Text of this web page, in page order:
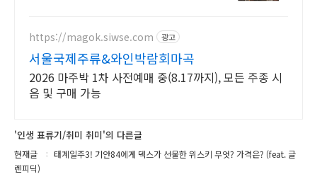
https://magok.siwse.com 광고
서울국제주류&와인박람회마곡
2026 마주박 1차 사전예매 중(8.17까지), 모든 주종 시
음 및 구매 가능
'인생 표류기/취미 취미'의 다른글
현재글
태계일주3! 기안84에게 덱스가 선물한 위스키 무엇? 가격은? (feat. 글
렌피딕)